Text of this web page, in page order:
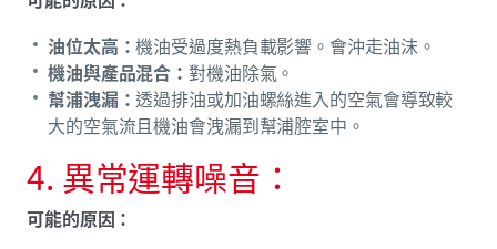
油位太高：機油受過度熱負載影響。會沖走油沫。
機油與產品混合：對機油除氣。
幫浦洩漏：透過排油或加油螺絲進入的空氣會導致較
大的空氣流且機油會洩漏到幫浦腔室中。
4. 異常運轉噪音：
可能的原因：